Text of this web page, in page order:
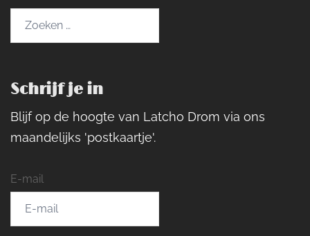
Schrijf je in
Blijf op de hoogte van Latcho Drom via ons
maandelijks 'postkaartje'.
E-mail